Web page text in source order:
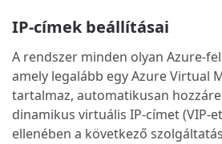
IP-címek beállításai
A rendszer minden olyan Azure-
amely legalább egy Azure Virtual
tartalmaz, automatikusan
dinamikus virtuális IP-címet (VIP-
ellenében a következő